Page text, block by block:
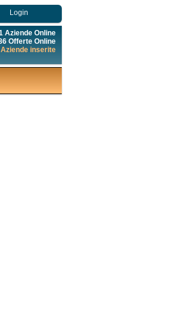
Login
Aziende Online
Offerte Online
inserite